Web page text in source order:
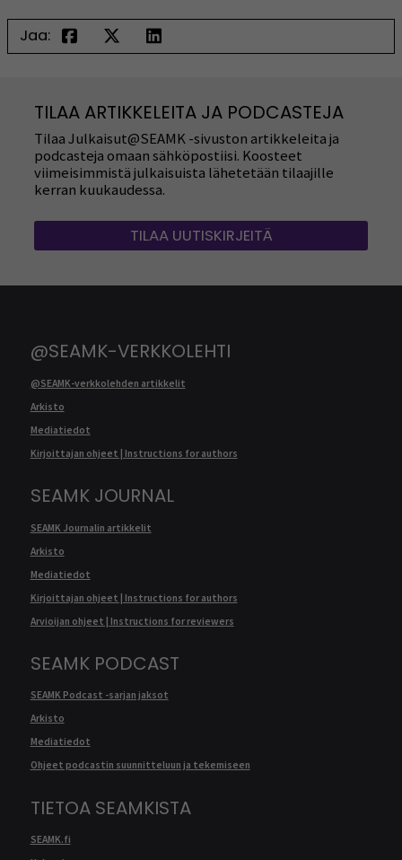
Jaa:
TILAA ARTIKKELEITA JA PODCASTEJA
Tilaa Julkaisut@SEAMK -sivuston artikkeleita ja
podcasteja omaan sähköpostiisi. Koosteet
viimeisimmistä julkaisuista lähetetään tilaajille
kerran kuukaudessa.
TILAA UUTISKIRJEITÄ
@SEAMK-VERKKOLEHTI
@SEAMK-verkkolehden artikkelit
Arkisto
Mediatiedot
Kirjoittajan ohjeet | Instructions for authors
SEAMK JOURNAL
SEAMK Journalin artikkelit
Arkisto
Mediatiedot
Kirjoittajan ohjeet | Instructions for authors
Arvioijan ohjeet | Instructions for reviewers
SEAMK PODCAST
SEAMK Podcast -sarjan jaksot
Arkisto
Mediatiedot
Ohjeet podcastin suunnitteluun ja tekemiseen
TIETOA SEAMKISTA
SEAMK.fi